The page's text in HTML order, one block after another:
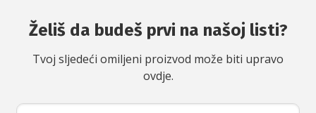
Želiš da budeš prvi na našoj listi?
Tvoj sljedeći omiljeni proizvod može biti upravo
ovdje.